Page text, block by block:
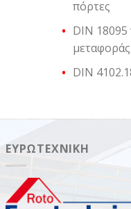
πόρτες
DIN 18095
DIN
ΕΥΡΩΤΕΧΝΙΚΉ